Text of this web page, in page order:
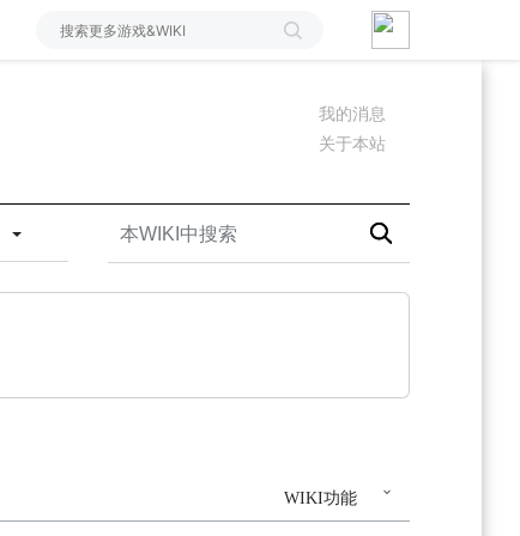
我的消息
关于本站
WIKI功能